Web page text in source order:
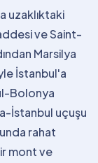
uzaklıktaki
ve Saint-
Marsilya
İstanbul'a
Bolonya
İstanbul uçuşu
rahat
mont ve